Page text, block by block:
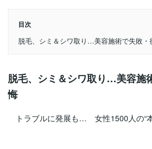
目次
脱毛、シミ＆シワ取り…美容施術で失敗・
脱毛、シミ＆シワ取り…美容施
悔
トラブルに発展も… 女性1500人の“